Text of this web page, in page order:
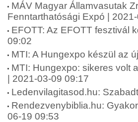
MÁV Magyar Államvasutak
Fenntarthatósági Expó |
EFOTT: Az EFOTT fesztivál
09:02
MTI: A Hungexpo készül az
MTI: Hungexpo: sikeres volt
| 2021-03-09 09:17
Ledenvilagitasod.hu:
Rendezvenybiblia.hu:
06-19 09:53